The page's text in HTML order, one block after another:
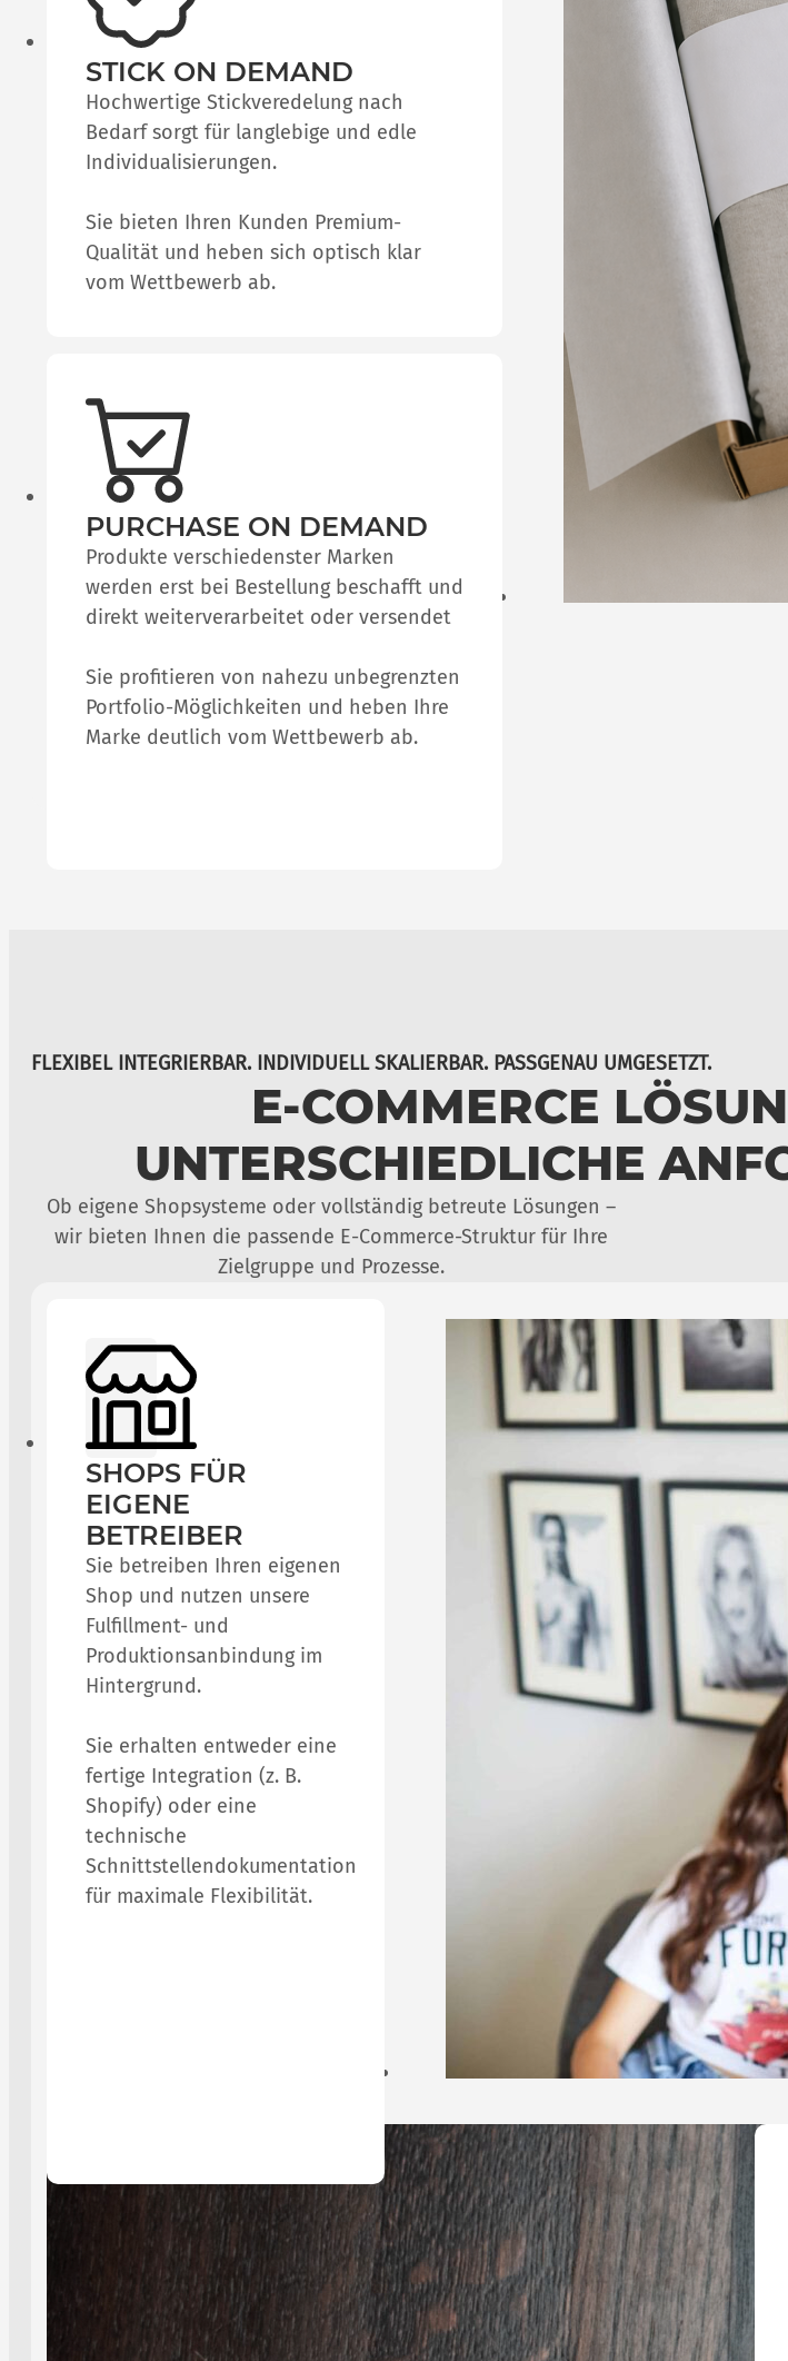
STICK ON DEMAND
Hochwertige Stickveredelung nach
Bedarf sorgt für langlebige und edle
Individualisierungen.
Sie bieten Ihren Kunden Premium-
Qualität und heben sich optisch klar
vom Wettbewerb ab.
PURCHASE ON DEMAND
Produkte verschiedenster Marken
werden erst bei Bestellung beschafft und
direkt weiterverarbeitet oder versendet
Sie profitieren von nahezu unbegrenzten
Portfolio-Möglichkeiten und heben Ihre
Marke deutlich vom Wettbewerb ab.
FLEXIBEL INTEGRIERBAR. INDIVIDUELL SKALIERBAR. PASSGENAU UMGESETZT.
E-COMMERCE
UNTERSCHIEDLICHE
Ob eigene Shopsysteme oder vollständig betreute Lösungen –
wir bieten Ihnen die passende E-Commerce-Struktur für Ihre
Zielgruppe und Prozesse.
SHOPS FÜR
EIGENE
BETREIBER
Sie betreiben Ihren eigenen
Shop und nutzen unsere
Fulfillment- und
Produktionsanbindung im
Hintergrund.
Sie erhalten entweder eine
fertige Integration (z. B.
Shopify) oder eine
technische
Schnittstellendokumentation
für maximale Flexibilität.